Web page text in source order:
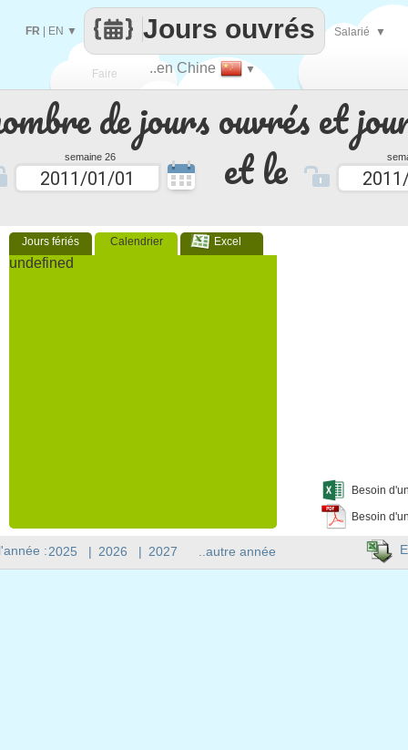
de jours ouvrés et
semaine 26 et le
Jours fériés Calendrier Excel
undefined
Besoin
Besoin
Faire
que
..en Chine ▼
Jours ouvrés
FR EN ▼ Salarié ▼
:2025 | 2026 | 2027 ..autre année